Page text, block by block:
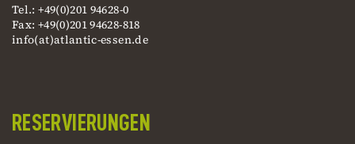
Tel.: +49(0)201 94628-0
Fax: +49(0)201 94628-818
info(at)atlantic-essen.de
RESERVIERUNGEN